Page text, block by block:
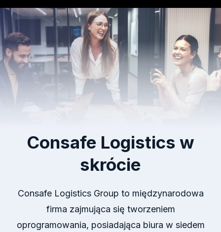
Consafe Logistics w
skrócie
ConsafeLogistics Group to międzynarodowa
firma zajmująca się tworzeniem
oprogramowania, posiadająca biura w siedem